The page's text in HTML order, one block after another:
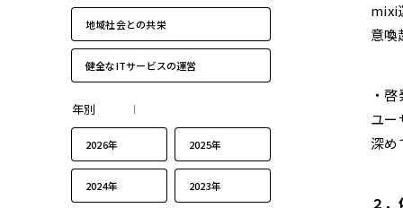
地域社会との共栄
健全なITサービスの運営
年別
2026年 2025年
2024年 2023年
mixi
意喚
・
ユー
深め
２